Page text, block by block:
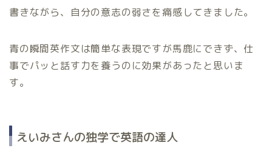
書きながら、自分の意志の弱さを痛感してきました。
青の瞬間英作文は簡単な表現ですが馬鹿にできず、仕
事でパッと話す力を養うのに効果があったと思いま
す。
えいみさんの独学で英語の達人